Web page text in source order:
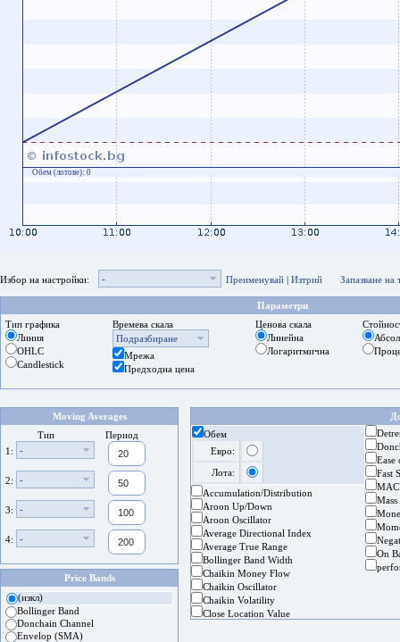
Обем (лотове): 0
Избор на настройки: - Преименувай | Изтрий Запазване на
Параметри
Тип графика
Линия
OHLC
Candlestick
Времева скала
Подразбиране
Мрежа
Предходна цена
Ценова скала
Линейна
Логаритмична
Moving Averages
Тип
Период
1:
-
2: -
3: -
4: -
Price Bands
(изкл)
Bollinger Band
Donchain Channel
Envelop (SMA)
Обем
Евро:
Лота:
Accumulation/Distribution
Aroon Up/Down
Aroon Oscillator
Average Directional Index
Average True Range
Bollinger Band Width
Chaikin Money Flow
Chaikin Oscillator
Chaikin Volatility
Close Location Value
Ease
Fast
On